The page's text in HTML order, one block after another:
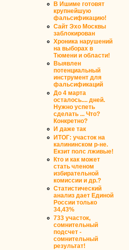
В Ишиме готовят
крупнейшую
фальсификацию!
Сайт Эхо Москвы
заблокирован
Хроника нарушений
на выборах в
Тюмени и области!
Выявлен
потенциальный
инструмент для
фальсификаций
До 4 марта
осталось.... дней.
Нужно успеть
сделать ... Что?
Конкретно?
И даже так
ИТОГ: участок на
калининском р-не.
Екзит полс лживые!
Кто и как может
стать членом
избирательной
комиссии и др.?
Статистический
анализ дает Единой
России только
34,43%
733 участок,
сомнительный
подсчет -
сомнительный
результат!